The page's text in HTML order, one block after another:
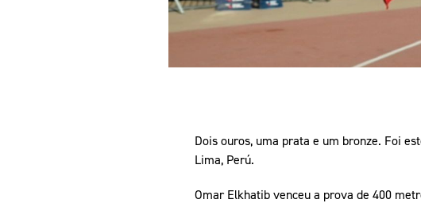
Dois ouros, uma prata e um bronze. Foi
Lima, Perú.
Omar Elkhatib venceu a prova de 400